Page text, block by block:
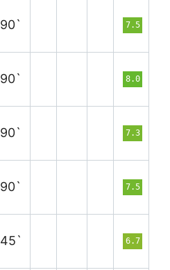
90` 7.5
90` 8.0
90` 7.3
90` 7.5
45` 6.7